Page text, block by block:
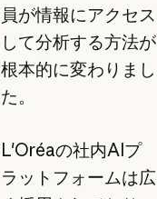
員が情報にアクセス
して分析する方法が
根本的に変わりまし
た。
L'Oréaの社内AIプ
ラットフォームは広